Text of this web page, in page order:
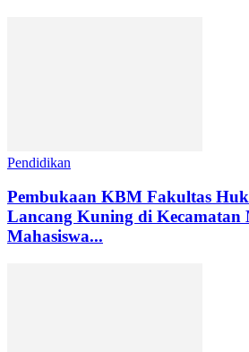
Pendidikan
Pembukaan KBM Fakultas
Lancang Kuning di Kecamatan
Mahasiswa...